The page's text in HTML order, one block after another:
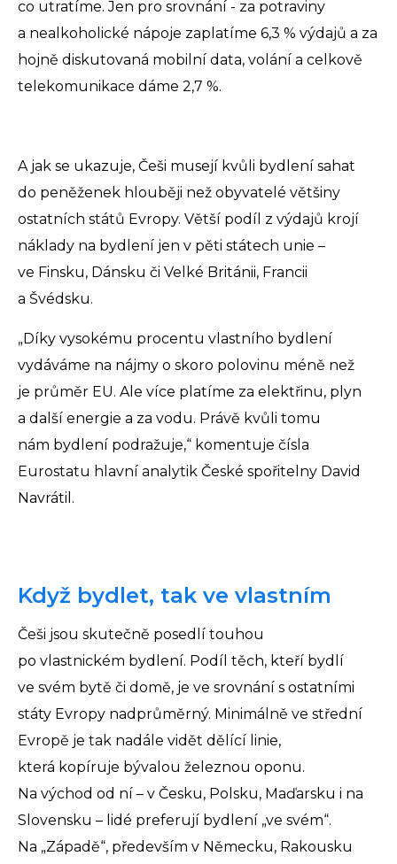
co utratíme. Jen pro srovnání - za potraviny
a nealkoholické nápoje zaplatíme 6,3 % výdajů a za
hojně diskutovaná mobilní data, volání a celkově
telekomunikace dáme 2,7 %.
A jak se ukazuje, Češi musejí kvůli bydlení sahat
do peněženek hlouběji než obyvatelé většiny
ostatních států Evropy. Větší podíl z výdajů krojí
náklady na bydlení jen v pěti státech unie –
ve Finsku, Dánsku či Velké Británii, Francii
a Švédsku.
„Díky vysokému procentu vlastního bydlení
vydáváme na nájmy o skoro polovinu méně než
je průměr EU. Ale více platíme za elektřinu, plyn
a další energie a za vodu. Právě kvůli tomu
nám bydlení podražuje,“ komentuje čísla
Eurostatu hlavní analytik České spořitelny David
Navrátil.
Když bydlet, tak ve vlastním
Češi jsou skutečně posedlí touhou
po vlastnickém bydlení. Podíl těch, kteří bydlí
ve svém bytě či domě, je ve srovnání s ostatními
státy Evropy nadprůměrný. Minimálně ve střední
Evropě je tak nadále vidět dělící linie,
která kopíruje bývalou železnou oponu.
Na východ od ní – v Česku, Polsku, Maďarsku i na
Slovensku – lidé preferují bydlení „ve svém“.
Na „Západě“, především v Německu, Rakousku